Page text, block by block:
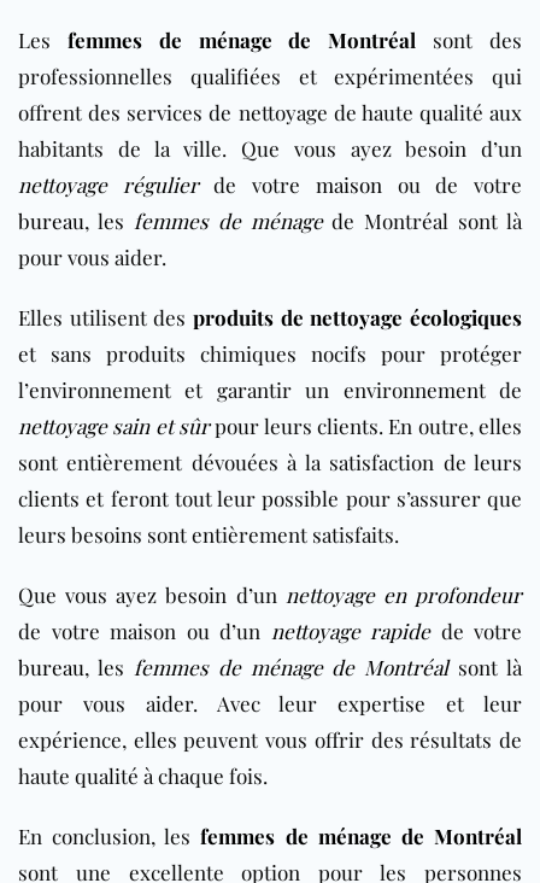
Les femmes de ménage de Montréal sont des
professionnelles qualifiées et expérimentées qui
offrent des services de nettoyage de haute qualité aux
habitants de la ville. Que vous ayez besoin d’un
nettoyage régulierde votre maison ou de votre
bureau, les femmes de ménagede Montréal sont là
pour vous aider.
Elles utilisent des produits de nettoyage écologiques
et sans produits chimiques nocifs pour protéger
l’environnement et garantir un environnement de
nettoyage sain et sûrpour leurs clients. En outre, elles
sont entièrement dévouées à la satisfaction de leurs
clients et feront tout leur possible pour s’assurer que
leurs besoins sont entièrement satisfaits.
Que vous ayez besoin d’un nettoyage en profondeur
de votre maison ou d’un nettoyage rapidede votre
bureau, les femmes de ménage de Montréalsont là
pour vous aider. Avec leur expertise et leur
expérience, elles peuvent vous offrir des résultats de
haute qualité à chaque fois.
En conclusion, lesfemmes de ménage de Montréal
sont une excellente option pour les personnes